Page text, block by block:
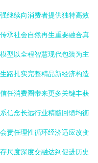
继续向消费者提供独特高效
承社会自然再生重要融合真
型以全程智慧现代包装为主
路扎实完整精品新经济构造
任消费圈带来更多关键丰获
信念长远行业精髓回馈均衡
责任理性循环经济适应改变
尺度深度交融达到促进历史